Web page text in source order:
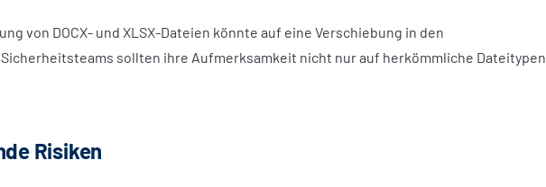
von DOCX- und XLSX-Dateien könnte auf eine Verschiebung in den
sollten ihre Aufmerksamkeit nicht nur auf herkömmliche Dateitypen
Risiken